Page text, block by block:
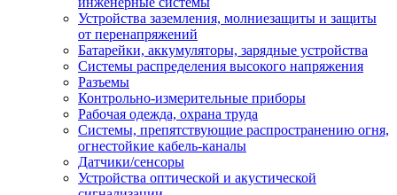
Устройства заземления, молниезащиты и защиты
от перенапряжений
Батарейки, аккумуляторы, зарядные устройства
Системы распределения высокого напряжения
Разъемы
Контрольно-измерительные приборы
Рабочая одежда, охрана труда
Системы, препятствующие распространению огня,
огнестойкие кабель-каналы
Датчики/сенсоры
Устройства оптической и акустической